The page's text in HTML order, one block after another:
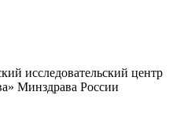
исследовательский центр
Минздрава России